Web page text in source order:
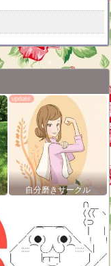
自分磨きサークル